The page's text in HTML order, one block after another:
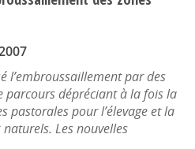
l’embroussaillement par des
parcours dépréciant à la fois la
pastorales pour l’élevage et la
Les nouvelles